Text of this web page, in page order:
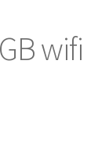
wifi